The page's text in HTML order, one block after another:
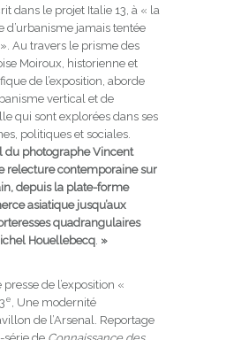
dans le projet Italie 13, à « la
d’urbanisme jamais tentée
Au travers le prisme des
Moiroux, historienne et
de l’exposition, aborde
vertical et de
qui sont explorées dans ses
politiques et sociales.
du photographe Vincent
relecture contemporaine sur
depuis la plate-forme
asiatique jusqu’aux
quadrangulaires
Houellebecq. »
de l’exposition «
e, Une modernité
de l’Arsenal. Reportage